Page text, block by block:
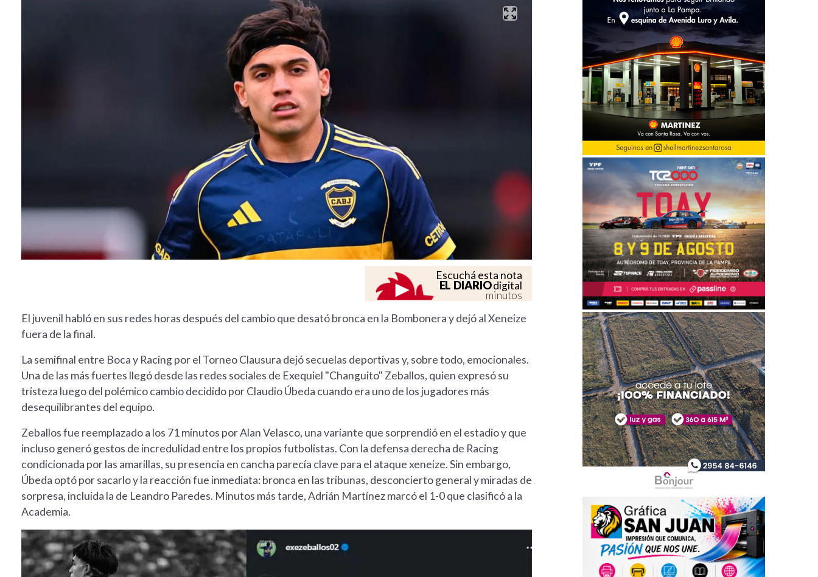
Escuchá esta nota
EL DIARIOdigital
minutos
El juvenil habló en sus redes horas después del cambio que desató bronca en la Bombonera y dejó al Xeneize
fuera de la final.
La semifinal entre Boca y Racing por el Torneo Clausura dejó secuelas deportivas y, sobre todo, emocionales.
Una de las más fuertes llegó desde las redes sociales de Exequiel "Changuito" Zeballos, quien expresó su
tristeza luego del polémico cambio decidido por Claudio Úbeda cuando era uno de los jugadores más
desequilibrantes del equipo.
Zeballos fue reemplazado a los 71 minutos por Alan Velasco, una variante que sorprendió en el estadio y que
incluso generó gestos de incredulidad entre los propios futbolistas. Con la defensa derecha de Racing
condicionada por las amarillas, su presencia en cancha parecía clave para el ataque xeneize. Sin embargo,
Úbeda optó por sacarlo y la reacción fue inmediata: bronca en las tribunas, desconcierto general y miradas de
sorpresa, incluida la de Leandro Paredes. Minutos más tarde, Adrián Martínez marcó el 1-0 que clasificó a la
Academia.